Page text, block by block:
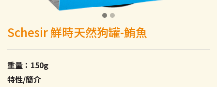
Schesir 鮮時天然狗罐-鮪魚
重量：150g
特性/簡介